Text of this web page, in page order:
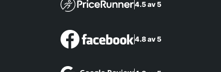
4.5 av 5
4.8 av 5